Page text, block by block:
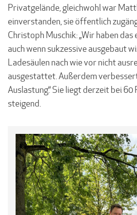
Privatgelände, gleichwohl war
einverstanden, sie öffentlich
Christoph Muschik: „Wir haben das
auch wenn sukzessive ausgebaut
Ladesäulen nach wie vor nicht
ausgestattet. Außerdem
Auslastung.“ Sie liegt derzeit bei 60
steigend.